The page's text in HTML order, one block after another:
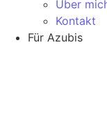
Über
Kontakt
Für Azubis